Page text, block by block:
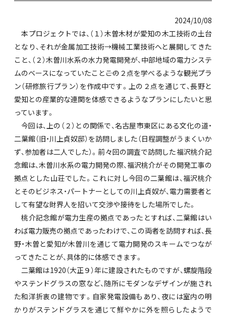
2024/10/08
本プロジェクトでは、（１）木曽木材が愛知の木工技術の土台
となり、それが金属加工技術→機械工業技術へと展開してきた
こと、（２）木曽川水系の水力発電開発が、中部地域の電力システ
ムのベースになっていたこと――この２点を学べるような観光プラ
ン（研修旅行プラン）を作成中です。上の２点を通じて、長野と
愛知との産業的な連関を体感できるようなプランにしたいと思
っています。
今回は、上の（２）との関係で、名古屋市東区にある文化の道・
二葉館（旧・川上貞奴邸）を訪問しました（日程調整がうまくいか
ず、参加者は二人でした）。前々回の調査で訪問した福沢桃介記
念館は、木曽川水系の電力開発の際、福沢桃介がその開発工事の
拠点とした山荘でした。これに対し今回の二葉館は、福沢桃介
とそのビジネス・パートナーとしての川上貞奴が、電力需要者と
して有望な財界人を招いて交渉や接待をした場所でした。
桃介記念館が電力生産の拠点であったとすれば、二葉館はい
わば電力販売の拠点であったわけで、この両者を訪問すれば、長
野・木曽と愛知が木曽川を通じて電力開発のスキームでつなが
ってきたことが、具体的に体感できます。
二葉館は1920（大正９）年に建設されたものですが、螺旋階段
やステンドグラスの窓など、随所にモダンなデザインが施され
た和洋折衷の建物です。自家発電設備もあり、夜には室内の明
かりがステンドグラスを通じて鮮やかに外を照らしたようで